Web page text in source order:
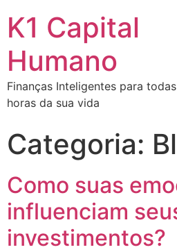
K1 Capital
Humano
Finanças Inteligentes para
horas da sua vida
Categoria:
Como suas
influenciam
investimentos?